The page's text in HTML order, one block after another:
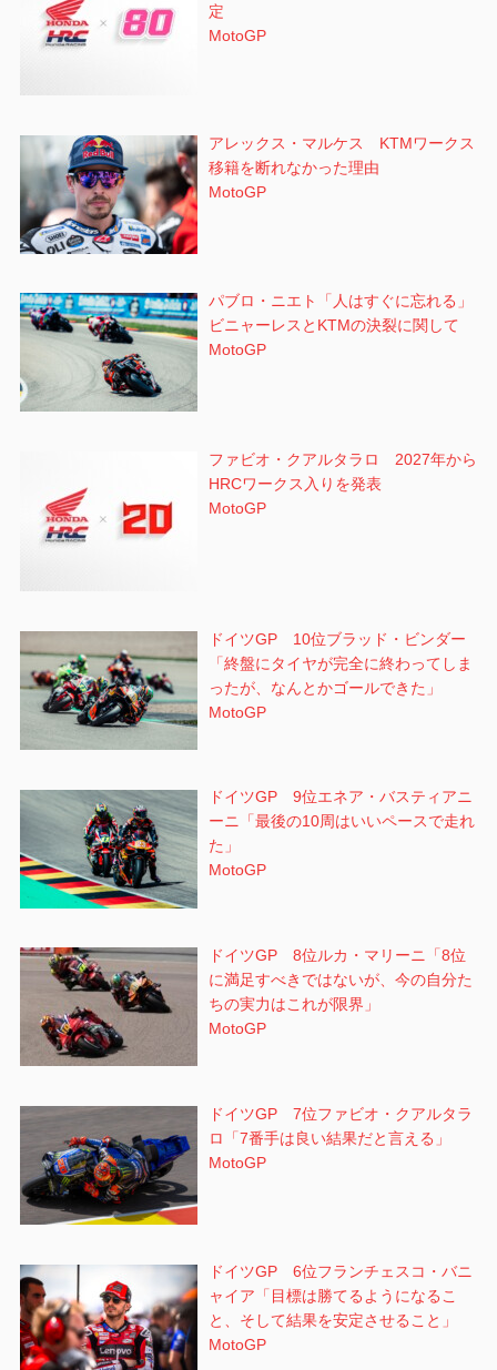
定
MotoGP
アレックス・マルケス KTMワークス
移籍を断れなかった理由
MotoGP
パブロ・ニエト「人はすぐに忘れる」
ビニャーレスとKTMの決裂に関して
MotoGP
ファビオ・クアルタラロ 2027年から
HRCワークス入りを発表
MotoGP
ドイツGP 10位ブラッド・ビンダー
「終盤にタイヤが完全に終わってしま
ったが、なんとかゴールできた」
MotoGP
ドイツGP 9位エネア・バスティアニ
ーニ「最後の10周はいいペースで走れ
た」
MotoGP
ドイツGP 8位ルカ・マリーニ「8位
に満足すべきではないが、今の自分た
ちの実力はこれが限界」
MotoGP
ドイツGP 7位ファビオ・クアルタラ
ロ「7番手は良い結果だと言える」
MotoGP
ドイツGP 6位フランチェスコ・バニ
ャイア「目標は勝てるようになるこ
と、そして結果を安定させること」
MotoGP